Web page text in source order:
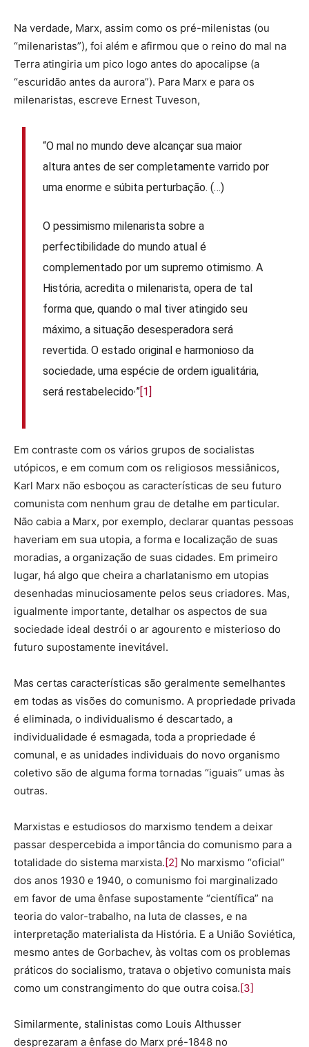
Na verdade, Marx, assim como os pré-milenistas (ou
“milenaristas”), foi além e afirmou que o reino do mal na
Terra atingiria um pico logo antes do apocalipse (a
“escuridão antes da aurora”). Para Marx e para os
milenaristas, escreve Ernest Tuveson,
“O mal no mundo deve alcançar sua maior
altura antes de ser completamente varrido por
uma enorme e súbita perturbação. (…)
O pessimismo milenarista sobre a
perfectibilidade do mundo atual é
complementado por um supremo otimismo. A
História, acredita o milenarista, opera de tal
forma que, quando o mal tiver atingido seu
máximo, a situação desesperadora será
revertida. O estado original e harmonioso da
sociedade, uma espécie de ordem igualitária,
será restabelecido”[1]
Em contraste com os vários grupos de socialistas
utópicos, e em comum com os religiosos messiânicos,
Karl Marx não esboçou as características de seu futuro
comunista com nenhum grau de detalhe em particular.
Não cabia a Marx, por exemplo, declarar quantas pessoas
haveriam em sua utopia, a forma e localização de suas
moradias, a organização de suas cidades. Em primeiro
lugar, há algo que cheira a charlatanismo em utopias
desenhadas minuciosamente pelos seus criadores. Mas,
igualmente importante, detalhar os aspectos de sua
sociedade ideal destrói o ar agourento e misterioso do
futuro supostamente inevitável.
Mas certas características são geralmente semelhantes
em todas as visões do comunismo. A propriedade privada
é eliminada, o individualismo é descartado, a
individualidade é esmagada, toda a propriedade é
comunal, e as unidades individuais do novo organismo
coletivo são de alguma forma tornadas “iguais” umas às
outras.
Marxistas e estudiosos do marxismo tendem a deixar
passar despercebida a importância do comunismo para a
totalidade do sistema marxista.[2] No marxismo “oficial”
dos anos 1930 e 1940, o comunismo foi marginalizado
em favor de uma ênfase supostamente “científica” na
teoria do valor-trabalho, na luta de classes, e na
interpretação materialista da História. E a União Soviética,
mesmo antes de Gorbachev, às voltas com os problemas
práticos do socialismo, tratava o objetivo comunista mais
como um constrangimento do que outra coisa.[3]
Similarmente, stalinistas como Louis Althusser
desprezaram a ênfase do Marx pré-1848 no